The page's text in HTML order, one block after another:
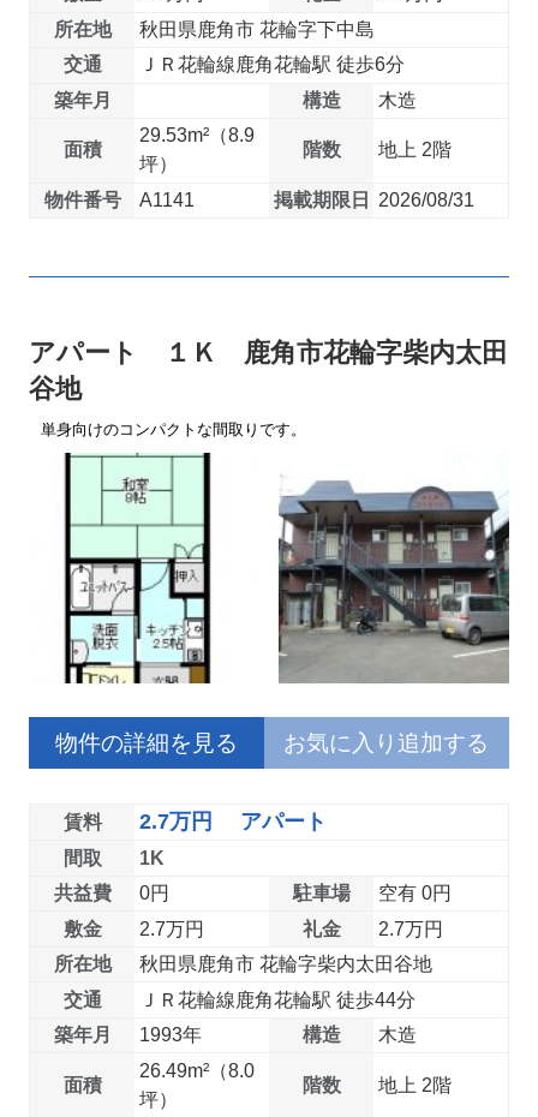
所在地
秋田県鹿角市 花輪字下中島
交通
ＪＲ花輪線鹿角花輪駅 徒歩6分
築年月
構造 木造
面積
29.53m²（8.9
坪）
階数 地上 2階
物件番号 A1141 掲載期限日 2026/08/31
アパート １Ｋ 鹿角市花輪字柴内太田
谷地
単身向けのコンパクトな間取りです。
物件の詳細を見る お気に入り追加する
賃料 2.7万円 アパート
間取
1K
共益費
0円 駐車場
空有 0円
敷金
2.7万円 礼金
2.7万円
所在地
秋田県鹿角市 花輪字柴内太田谷地
交通
ＪＲ花輪線鹿角花輪駅 徒歩44分
築年月
1993年 構造 木造
面積
26.49m²（8.0
坪）
階数 地上 2階